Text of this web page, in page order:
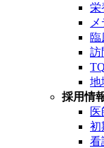
栄
臨
訪
地
採用情
医
初
看